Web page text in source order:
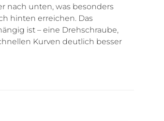
nach unten, was besonders
hinten erreichen. Das
ist – eine Drehschraube,
Kurven deutlich besser